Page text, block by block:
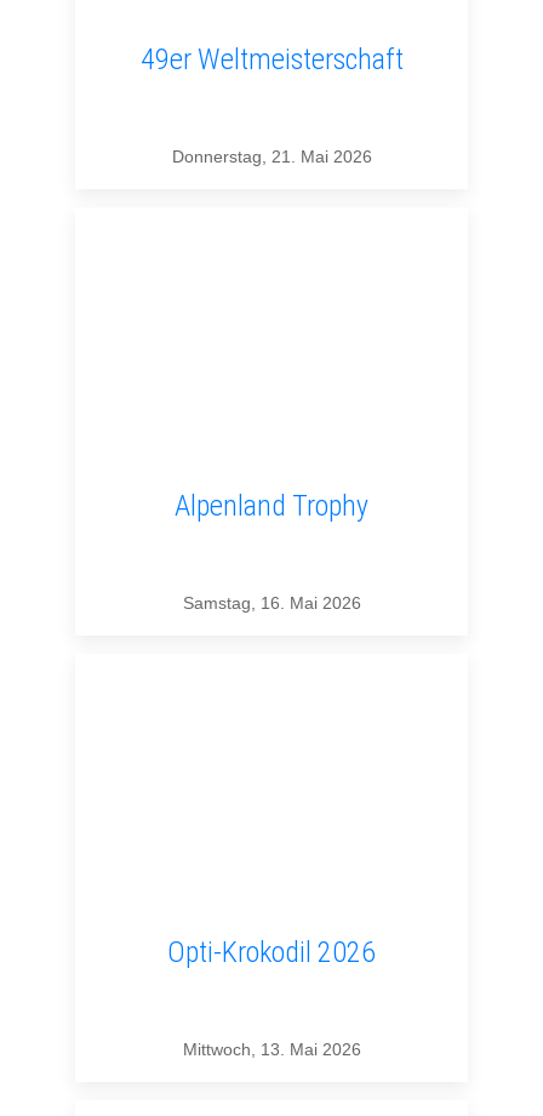
49er Weltmeisterschaft
Donnerstag, 21. Mai 2026
Alpenland Trophy
Samstag, 16. Mai 2026
Opti-Krokodil 2026
Mittwoch, 13. Mai 2026